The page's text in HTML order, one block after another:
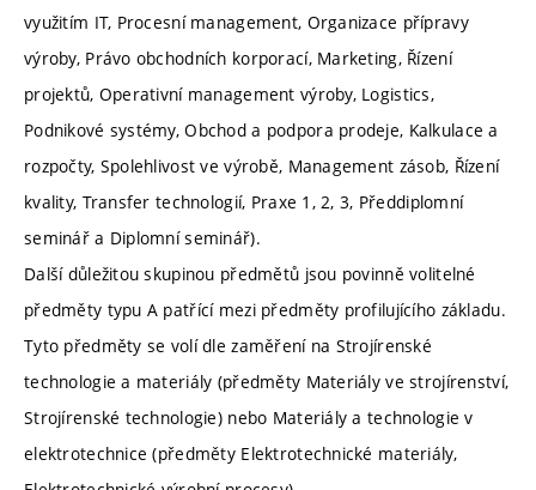
využitím IT, Procesní management, Organizace přípravy
výroby, Právo obchodních korporací, Marketing, Řízení
projektů, Operativní management výroby, Logistics,
Podnikové systémy, Obchod a podpora prodeje, Kalkulace a
rozpočty, Spolehlivost ve výrobě, Management zásob, Řízení
kvality, Transfer technologií, Praxe 1, 2, 3, Předdiplomní
seminář a Diplomní seminář).
Další důležitou skupinou předmětů jsou povinně volitelné
předměty typu A patřící mezi předměty profilujícího základu.
Tyto předměty se volí dle zaměření na Strojírenské
technologie a materiály (předměty Materiály ve strojírenství,
Strojírenské technologie) nebo Materiály a technologie v
elektrotechnice (předměty Elektrotechnické materiály,